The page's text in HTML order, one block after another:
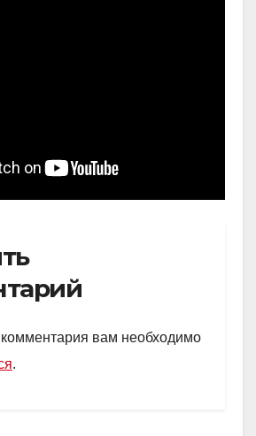
вам необходимо
.